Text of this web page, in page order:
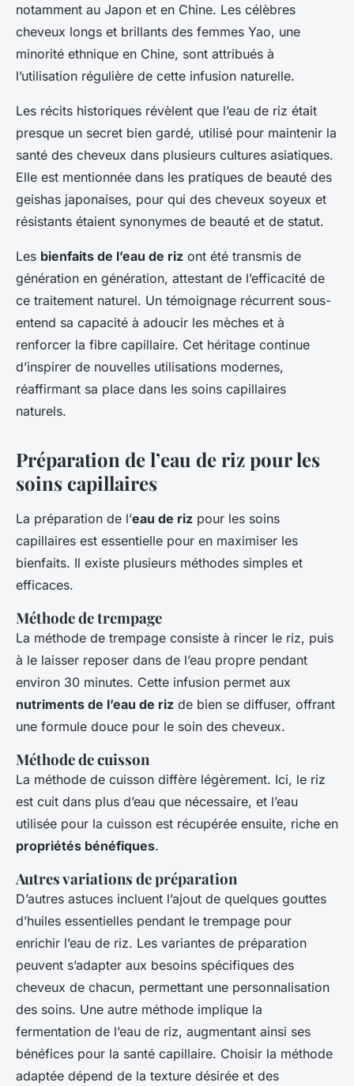
notamment au Japon et en Chine. Les célèbres
cheveux longs et brillants des femmes Yao, une
minorité ethnique en Chine, sont attribués à
l’utilisation régulière de cette infusion naturelle.
Les récits historiques révèlent que l’eau de riz était
presque un secret bien gardé, utilisé pour maintenir la
santé des cheveux dans plusieurs cultures asiatiques.
Elle est mentionnée dans les pratiques de beauté des
geishas japonaises, pour qui des cheveux soyeux et
résistants étaient synonymes de beauté et de statut.
Les bienfaits de l’eau de riz ont été transmis de
génération en génération, attestant de l’efficacité de
ce traitement naturel. Un témoignage récurrent sous-
entend sa capacité à adoucir les mèches et à
renforcer la fibre capillaire. Cet héritage continue
d’inspirer de nouvelles utilisations modernes,
réaffirmant sa place dans les soins capillaires
naturels.
Préparation de l’eau de riz pour les
soins capillaires
La préparation de l’eau de riz pour les soins
capillaires est essentielle pour en maximiser les
bienfaits. Il existe plusieurs méthodes simples et
efficaces.
Méthode de trempage
La méthode de trempage consiste à rincer le riz, puis
à le laisser reposer dans de l’eau propre pendant
environ 30 minutes. Cette infusion permet aux
nutriments de l’eau de riz de bien se diffuser, offrant
une formule douce pour le soin des cheveux.
Méthode de cuisson
La méthode de cuisson diffère légèrement. Ici, le riz
est cuit dans plus d’eau que nécessaire, et l’eau
utilisée pour la cuisson est récupérée ensuite, riche en
propriétés bénéfiques.
Autres variations de préparation
D’autres astuces incluent l’ajout de quelques gouttes
d’huiles essentielles pendant le trempage pour
enrichir l’eau de riz. Les variantes de préparation
peuvent s’adapter aux besoins spécifiques des
cheveux de chacun, permettant une personnalisation
des soins. Une autre méthode implique la
fermentation de l’eau de riz, augmentant ainsi ses
bénéfices pour la santé capillaire. Choisir la méthode
adaptée dépend de la texture désirée et des